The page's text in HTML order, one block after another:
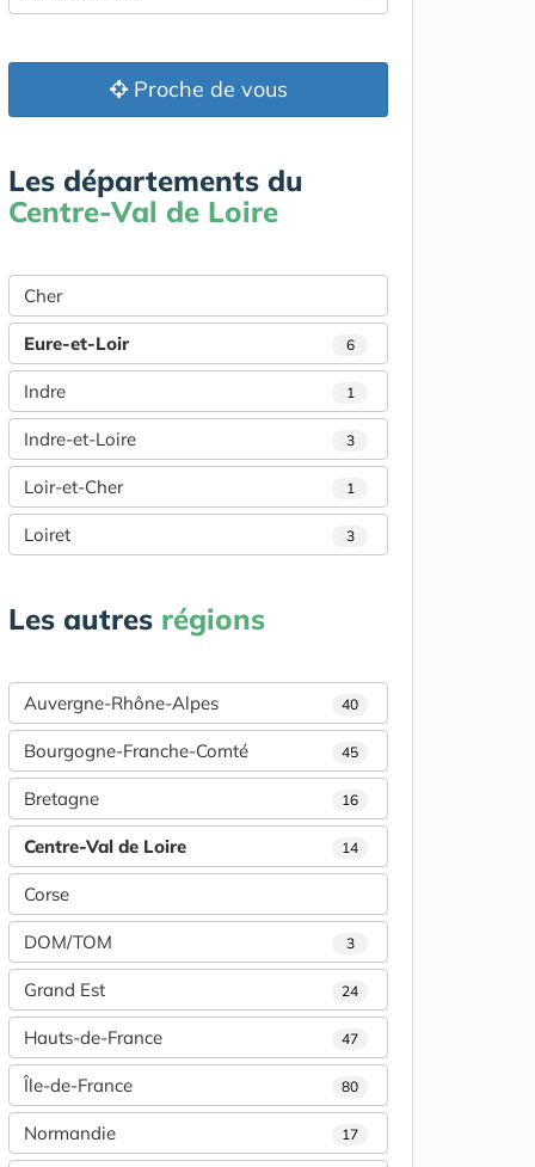
Proche de vous
Les départements du
Centre-Val de Loire
Cher
Eure-et-Loir 6
Indre 1
Indre-et-Loire 3
Loir-et-Cher 1
Loiret 3
Les autres régions
Auvergne-Rhône-Alpes 40
Bourgogne-Franche-Comté 45
Bretagne 16
Centre-Val de Loire 14
Corse
DOM/TOM 3
Grand Est 24
Hauts-de-France 47
Île-de-France 80
Normandie 17